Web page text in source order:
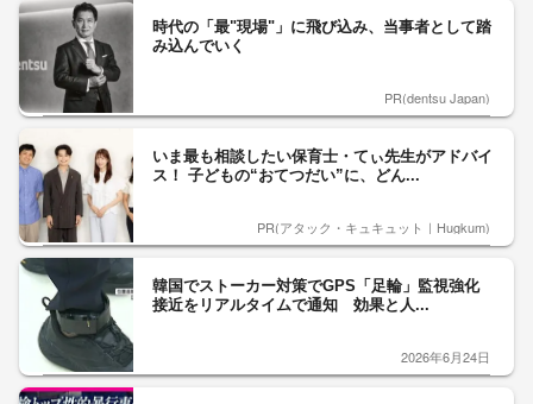
時代の「最"現場"」に飛び込み、当事者として踏
み込んでいく
PR(dentsu Japan)
いま最も相談したい保育士・てぃ先生がアドバイ
ス！ 子どもの“おてつだい”に、どん...
PR(アタック・キュキュット｜Hugkum)
韓国でストーカー対策でGPS「足輪」監視強化
接近をリアルタイムで通知 効果と人...
2026年6月24日